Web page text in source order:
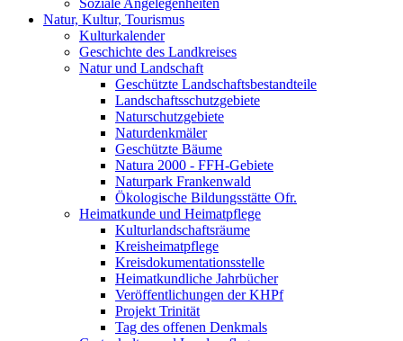
Soziale Angelegenheiten
Natur, Kultur, Tourismus
Kulturkalender
Geschichte des Landkreises
Natur und Landschaft
Geschützte Landschaftsbestandteile
Landschaftsschutzgebiete
Naturschutzgebiete
Naturdenkmäler
Geschützte Bäume
Natura 2000 - FFH-Gebiete
Naturpark Frankenwald
Ökologische Bildungsstätte Ofr.
Heimatkunde und Heimatpflege
Kulturlandschaftsräume
Kreisheimatpflege
Kreisdokumentationsstelle
Heimatkundliche Jahrbücher
Veröffentlichungen der KHPf
Projekt Trinität
Tag des offenen Denkmals